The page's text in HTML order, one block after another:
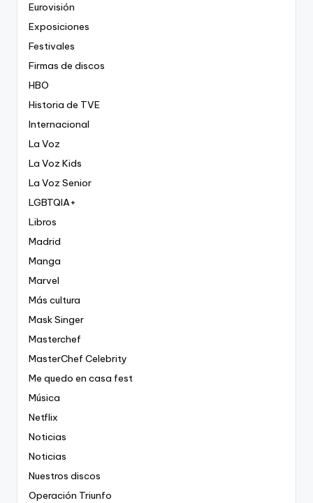
Eurovisión
Exposiciones
Festivales
Firmas de discos
HBO
Historia de TVE
Internacional
La Voz
La Voz Kids
La Voz Senior
LGBTQIA+
Libros
Madrid
Manga
Marvel
Más cultura
Mask Singer
Masterchef
MasterChef Celebrity
Me quedo en casa fest
Música
Netflix
Noticias
Noticias
Nuestros discos
Operación Triunfo